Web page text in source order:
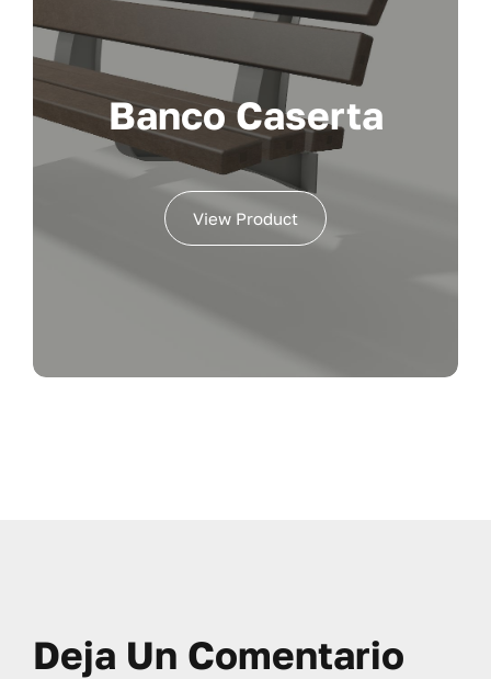
Banco Caserta
View Product
Deja Un Comentario